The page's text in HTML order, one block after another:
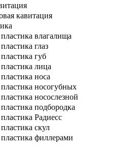
кавитация
влагалища
глаз
губ
лица
носа
носогубных
носослезной
подбородка
Радиесс
скул
филлерами